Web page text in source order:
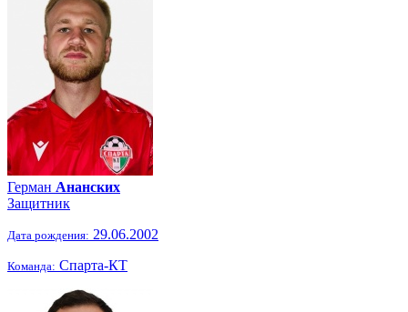
Герман Ананских
Защитник
Дата рождения: 29.06.2002
Команда: Спарта-КТ